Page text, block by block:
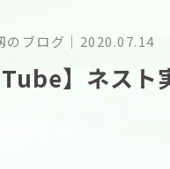
のブログ ｜ 2020.07.14
】ネス